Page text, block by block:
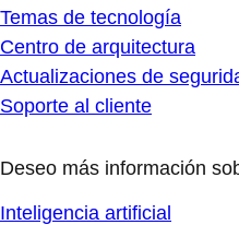
Temas de tecnología
Centro de arquitectura
Actualizaciones de
Soporte al cliente
Deseo más información
Inteligencia artificial